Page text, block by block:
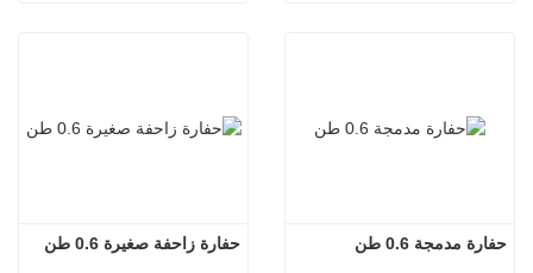
حفارة زاحفة صغيرة 0.6 طن حفارة مدمجة 0.6 طن